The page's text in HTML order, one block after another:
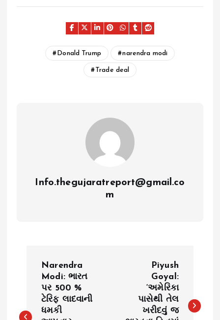
Donald Trump narendra modi
Trade deal
Info.thegujaratreport@gmail.co
m
s
Narendra
Modi: ભારત
પર 500 %
ટેરિફ લાદવાની
ધમકી
Piyush
Goyal:
‘અમેરિકા
પાસેથી તેલ
ખરીદવું જ